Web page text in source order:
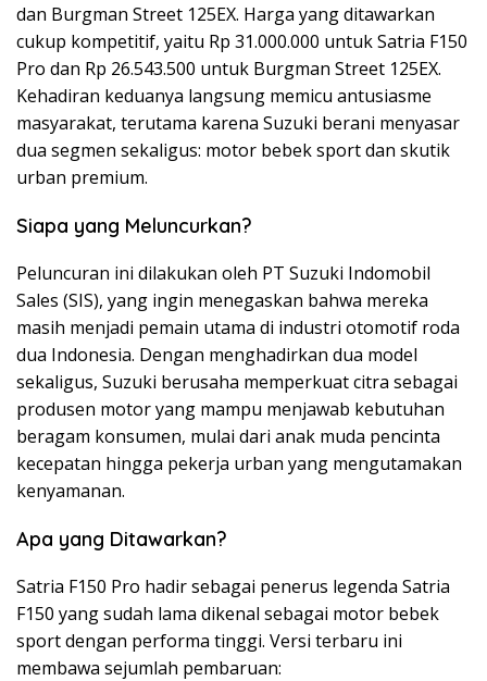
dan Burgman Street 125EX. Harga yang ditawarkan
cukup kompetitif, yaitu Rp 31.000.000 untuk Satria F150
Pro dan Rp 26.543.500 untuk Burgman Street 125EX.
Kehadiran keduanya langsung memicu antusiasme
masyarakat, terutama karena Suzuki berani menyasar
dua segmen sekaligus: motor bebek sport dan skutik
urban premium.
Siapa yang Meluncurkan?
Peluncuran ini dilakukan oleh PT Suzuki Indomobil
Sales (SIS), yang ingin menegaskan bahwa mereka
masih menjadi pemain utama di industri otomotif roda
dua Indonesia. Dengan menghadirkan dua model
sekaligus, Suzuki berusaha memperkuat citra sebagai
produsen motor yang mampu menjawab kebutuhan
beragam konsumen, mulai dari anak muda pencinta
kecepatan hingga pekerja urban yang mengutamakan
kenyamanan.
Apa yang Ditawarkan?
Satria F150 Pro hadir sebagai penerus legenda Satria
F150 yang sudah lama dikenal sebagai motor bebek
sport dengan performa tinggi. Versi terbaru ini
membawa sejumlah pembaruan: